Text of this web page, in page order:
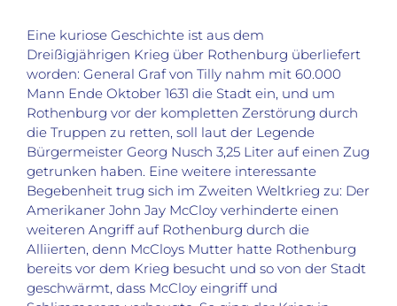
Eine kuriose Geschichte ist aus dem
Dreißigjährigen Krieg über Rothenburg überliefert
worden: General Graf von Tilly nahm mit 60.000
Mann Ende Oktober 1631 die Stadt ein, und um
Rothenburg vor der kompletten Zerstörung durch
die Truppen zu retten, soll laut der Legende
Bürgermeister Georg Nusch 3,25 Liter auf einen Zug
getrunken haben. Eine weitere interessante
Begebenheit trug sich im Zweiten Weltkrieg zu: Der
Amerikaner John Jay McCloy verhinderte einen
weiteren Angriff auf Rothenburg durch die
Alliierten, denn McCloys Mutter hatte Rothenburg
bereits vor dem Krieg besucht und so von der Stadt
geschwärmt, dass McCloy eingriff und